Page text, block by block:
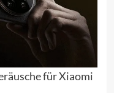
für Xiaomi